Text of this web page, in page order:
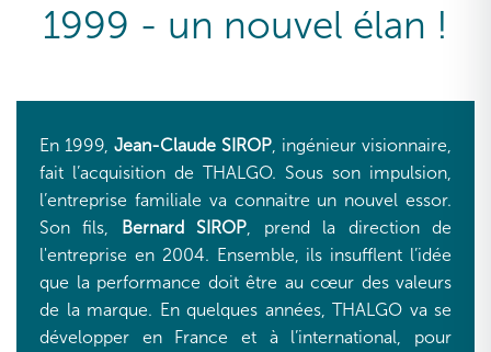
1999 - un nouvel élan !
En 1999, Jean-Claude SIROP, ingénieur visionnaire,
fait l’acquisition de THALGO. Sous son impulsion,
l’entreprise familiale va connaitre un nouvel essor.
Son fils, Bernard SIROP, prend la direction de
l'entreprise en 2004. Ensemble, ils insufflent l’idée
que la performance doit être au cœur des valeurs
de la marque. En quelques années, THALGO va se
développer en France et à l’international, pour